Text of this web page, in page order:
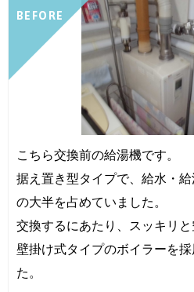
BEFORE
こちら交換前の給湯機です。
据え置き型タイプで、給水・
の大半を占めていました。
交換するにあたり、スッキリと
壁掛け式タイプのボイラーを
た。